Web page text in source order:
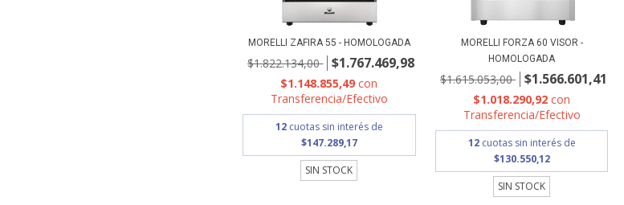
MORELLI ZAFIRA 55 - HOMOLOGADA
$1.822.134,00 $1.767.469,98
$1.148.855,49con
Transferencia/Efectivo
12 cuotas sin interés de
$147.289,17
SIN STOCK
MORELLI FORZA 60 VISOR -
HOMOLOGADA
$1.615.053,00 $1.566.601,41
$1.018.290,92con
Transferencia/Efectivo
12 cuotas sin interés de
$130.550,12
SIN STOCK